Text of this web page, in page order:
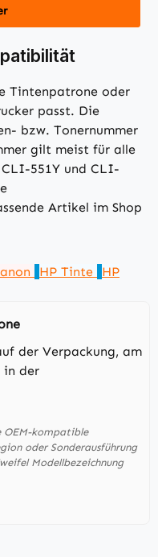
Tintenpatrone oder
passt. Die
bzw. Tonernummer
gilt meist für alle
551Y und CLI-
Artikel im Shop
HP Tinte
HP
der Verpackung, am
in der
OEM-kompatible
oder Sonderausführung
Modellbezeichnung